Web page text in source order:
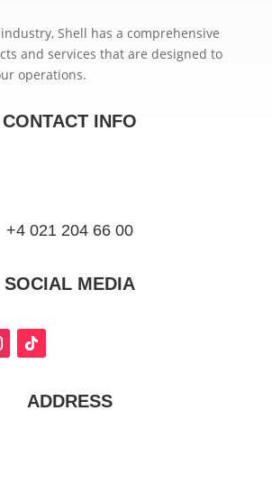
Shell has a comprehensive
and services that are designed to
operations.
CONTACT INFO
+4 021 204 66 00
SOCIAL MEDIA
ADDRESS